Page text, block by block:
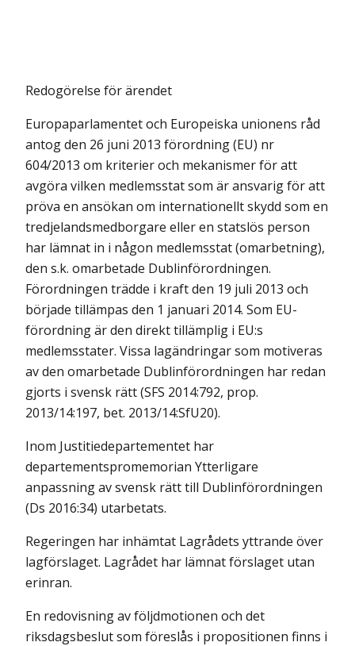
Redogörelse för ärendet
Europaparlamentet och Europeiska unionens råd
antog den 26 juni 2013 förordning (EU) nr
604/2013 om kriterier och mekanismer för att
avgöra vilken medlemsstat som är ansvarig för att
pröva en ansökan om internationellt skydd som en
tredjelandsmedborgare eller en statslös person
har lämnat in i någon medlemsstat (omarbetning),
den s.k. omarbetade Dublinförordningen.
Förordningen trädde i kraft den 19 juli 2013 och
började tillämpas den 1 januari 2014. Som EU-
förordning är den direkt tillämplig i EU:s
medlemsstater. Vissa lagändringar som motiveras
av den omarbetade Dublinförordningen har redan
gjorts i svensk rätt (SFS 2014:792, prop.
2013/14:197, bet. 2013/14:SfU20).
Inom Justitiedepartementet har
departementspromemorian Ytterligare
anpassning av svensk rätt till Dublinförordningen
(Ds 2016:34) utarbetats.
Regeringen har inhämtat Lagrådets yttrande över
lagförslaget. Lagrådet har lämnat förslaget utan
erinran.
En redovisning av följdmotionen och det
riksdagsbeslut som föreslås i propositionen finns i